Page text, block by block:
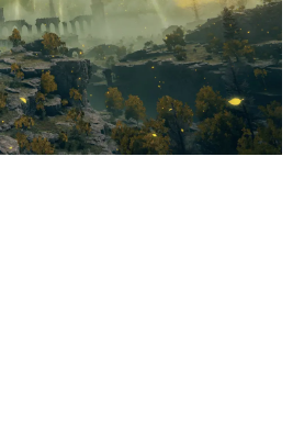
り〜ゲームクリエイターの青春〜
ペンと箸』等で知られるマンガ家・田中圭
ーム業界レポートマンガです。
ムは面白い？
hamatsu氏がゲームの魅力を画面や操作の
解き明かしていく、硬派で骨太な評論連載